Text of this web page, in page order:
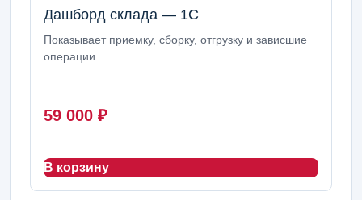
Дашборд склада — 1С
Показывает приемку, сборку, отгрузку и зависшие
операции.
59 000 ₽
В корзину